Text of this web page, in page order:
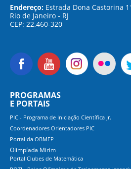
Endereço: Estrada Dona Castorina
Rio de Janeiro - RJ
CEP: 22.460-320
PROGRAMAS
E PORTAIS
PIC - Programa de Iniciação Científica Jr.
Coordenadores Orientadores PIC
Portal da OBMEP
Olimpíada Mirim
Portal Clubes de Matemática